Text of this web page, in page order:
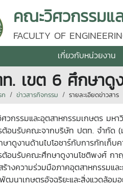
คณะวิศวกรรมแ
FACULTY OF
เกี่ยวกับหน่วยงาน
. เขต 6 ศึกษาดูง
ก ข่าวสารกิจกรรม รายละเอียดข่าวสาร
วกรรมและอุตสาหกรรมเกษตร มหา
ต้อนรับคณะจากบริษัท ปตท. จำกัด (
ษาดูงานด้านไบโอชาร์กับการกักเ
ต้อนรับคณะศึกษาดูงานโชติพงศ์ กาญ
ร้างความร่วมมือภาคอุตสาหกรรมแล
ฒนาเกษตรอัจฉริยะและสิ่งแวดล้อม